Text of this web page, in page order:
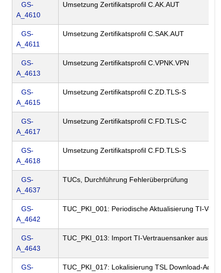
GS-
A_4610
Umsetzung Zertifikatsprofil C.AK.AUT
GS-
A_4611
Umsetzung Zertifikatsprofil C.SAK.AUT
GS-
A_4613
Umsetzung Zertifikatsprofil C.VPNK.VPN
GS-
A_4615
Umsetzung Zertifikatsprofil C.ZD.TLS-S
GS-
A_4617
Umsetzung Zertifikatsprofil C.FD.TLS-C
GS-
A_4618
Umsetzung Zertifikatsprofil C.FD.TLS-S
GS-
A_4637
TUCs, Durchführung Fehlerüberprüfung
GS-
A_4642
TUC_PKI_001: Periodische Aktualisierung TI-
GS-
A_4643
TUC_PKI_013: Import TI-Vertrauensanker aus
GS-
TUC_PKI_017: Lokalisierung TSL Download-